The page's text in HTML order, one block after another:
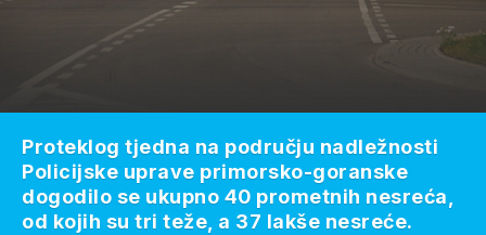
Proteklog tjedna na području nadležnosti
Policijske uprave primorsko-goranske
dogodilo se ukupno 40 prometnih nesreća,
od kojih su tri teže, a 37 lakše nesreće.